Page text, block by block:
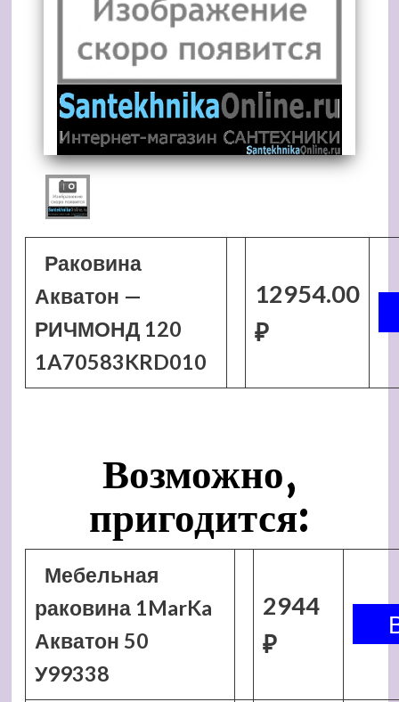
Раковина
Акватон —
РИЧМОНД 120
1A70583KRD010
12954.00
₽
Возможно,
пригодится:
Мебельная
раковина 1MarKa
Акватон 50
У99338
2944
₽